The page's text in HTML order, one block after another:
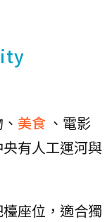
美食 、電影
有人工運河與
座位，適合獨